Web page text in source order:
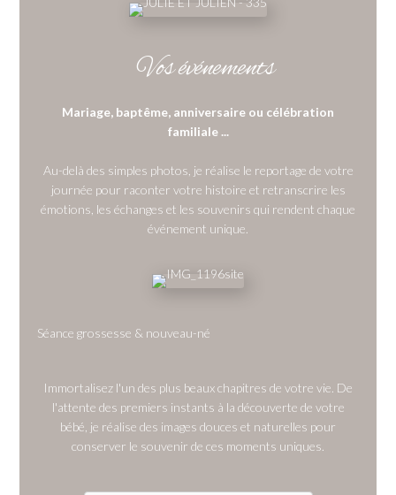
Vos événements
Mariage, baptême, anniversaire ou célébration
familiale ...
Au-delà des simples photos, je réalise le reportage de votre
journée pour raconter votre histoire et retranscrire les
émotions, les échanges et les souvenirs qui rendent chaque
événement unique.
Séance grossesse & nouveau-né
Immortalisez l'un des plus beaux chapitres de votre vie. De
l'attente des premiers instants à la découverte de votre
bébé, je réalise des images douces et naturelles pour
conserver le souvenir de ces moments uniques.